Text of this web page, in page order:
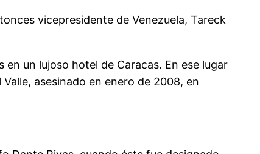
vicepresidente de Venezuela, Tareck
un lujoso hotel de Caracas. En ese lugar
asesinado en enero de 2008, en